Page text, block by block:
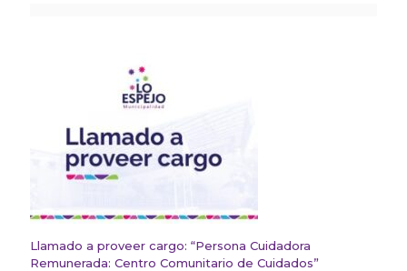
Llamado a proveer cargo: “Persona Cuidadora
Remunerada: Centro Comunitario de Cuidados”